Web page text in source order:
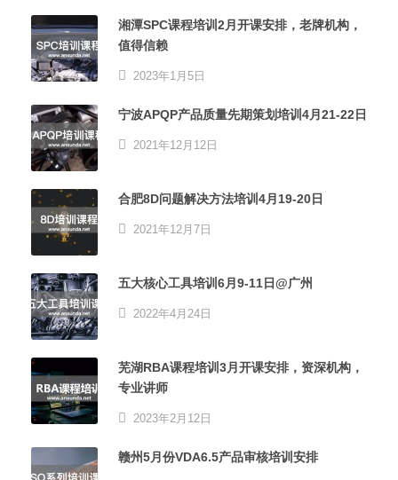
湘潭SPC课程培训2月开课安排，老牌机构，
值得信赖
2023年1月5日
宁波APQP产品质量先期策划培训4月21-22日
2021年12月12日
合肥8D问题解决方法培训4月19-20日
2021年12月7日
五大核心工具培训6月9-11日@广州
2022年4月24日
芜湖RBA课程培训3月开课安排，资深机构，
专业讲师
2023年2月12日
赣州5月份VDA6.5产品审核培训安排